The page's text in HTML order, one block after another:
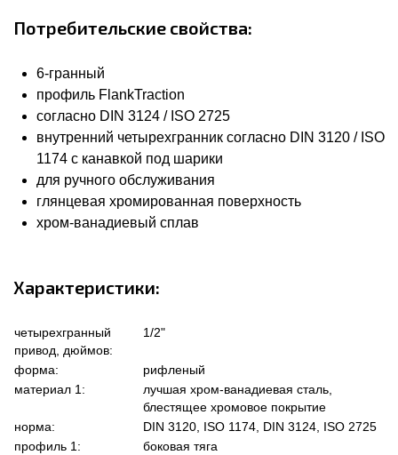
Потребительские свойства:
6-гранный
профиль FlankTraction
согласно DIN 3124 / ISO 2725
внутренний четырехгранник согласно DIN 3120 / ISO
1174 с канавкой под шарики
для ручного обслуживания
глянцевая хромированная поверхность
хром-ванадиевый сплав
Характеристики:
четырехгранный
привод, дюймов:
1/2"
форма:
рифленый
материал 1:
лучшая хром-ванадиевая сталь,
блестящее хромовое покрытие
норма:
DIN 3120, ISO 1174, DIN 3124, ISO 2725
профиль 1:
боковая тяга